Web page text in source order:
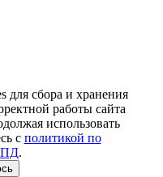
для сбора и хранения
работы сайта
использовать
с политикой по
ПД.